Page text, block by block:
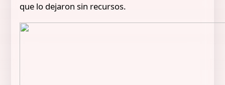
que lo dejaron sin recursos.